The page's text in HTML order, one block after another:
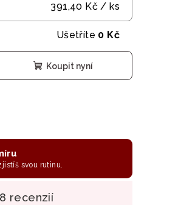
391,40 Kč / ks
Ušetříte 0 Kč
Koupit nyní
svou rutinu.
recenzií